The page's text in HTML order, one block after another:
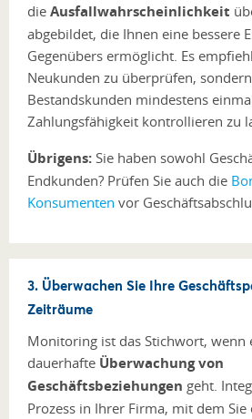
die Ausfallwahrscheinlichkeit
abgebildet, die Ihnen eine bessere
Gegenübers ermöglicht. Es
Neukunden zu überprüfen,
Bestandskunden mindestens
Zahlungsfähigkeit kontrollieren zu
Übrigens: Sie haben sowohl
Endkunden? Prüfen Sie auch die
Konsumenten vor
3. Überwachen Sie Ihre
Zeiträume
Monitoring ist das Stichwort, wenn
dauerhafte Überwachung von
Geschäftsbeziehungen geht.
Prozess in Ihrer Firma, mit dem Sie